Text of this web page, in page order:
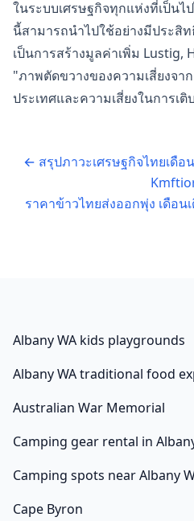
ในระบบเศรษฐกิจทุกแห่งที่เป็นไ
นี้สามารถนำไปใช้อย่างมีประสิท
เป็นการสร้างมูลค่าเพิ่ม Lustig,
"ภาพตัดขวางของความเสี่ยงจา
ประเทศและความเสี่ยงในการเ
← สรุปภาวะเศรษฐกิจไทยเดื
ราคาข้าวไทยส่งออกพุ่ง เดือน
Albany WA kids playgrounds
Albany WA traditional food
Australian War Memorial
Camping gear rental in
Camping spots near Albany
Cape Byron